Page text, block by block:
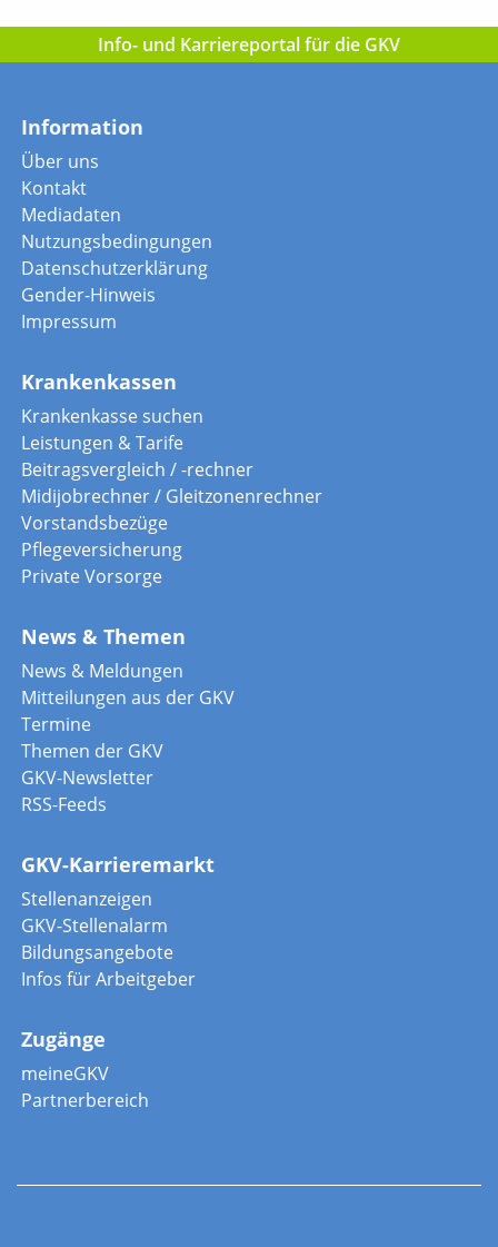
Info- und Karriereportal für die GKV
Information
Über uns
Kontakt
Mediadaten
Nutzungsbedingungen
Datenschutzerklärung
Gender-Hinweis
Impressum
Krankenkassen
Krankenkasse suchen
Leistungen & Tarife
Beitragsvergleich / -rechner
Midijobrechner / Gleitzonenrechner
Vorstandsbezüge
Pflegeversicherung
Private Vorsorge
News & Themen
News & Meldungen
Mitteilungen aus der GKV
Termine
Themen der GKV
GKV-Newsletter
RSS-Feeds
GKV-Karrieremarkt
Stellenanzeigen
GKV-Stellenalarm
Bildungsangebote
Infos für Arbeitgeber
Zugänge
meineGKV
Partnerbereich